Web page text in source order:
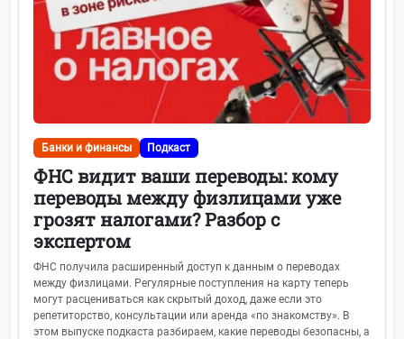
Банки и финансы Подкаст
ФНС видит ваши переводы: кому
переводы между физлицами уже
грозят налогами? Разбор с
экспертом
ФНС получила расширенный доступ к данным о переводах
между физлицами. Регулярные поступления на карту теперь
могут расцениваться как скрытый доход, даже если это
репетиторство, консультации или аренда «по знакомству». В
этом выпуске подкаста разбираем, какие переводы безопасны, а